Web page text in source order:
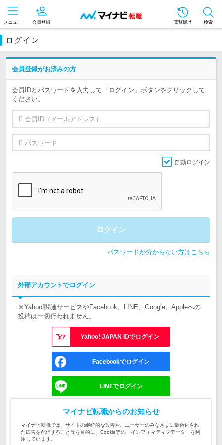
メニュー 会員登録 閲覧履歴 検索
ログイン
会員登録がお済みの方
会員IDとパスワードを入力して「ログイン」ボタンをクリックして
ください。
自動ログイン
ログイン
パスワードが分からない方はこちら
外部アカウントでログイン
※Yahoo!関連サービスやFacebook、LINE、Google、Appleへの
投稿は一切行われません。
Yahoo! JAPAN IDでログイン
Facebookでログイン
LINEでログイン
Googleでログイン
Appleでサインイン
マイナビ転職からのお知らせ
マイナビ転職では、サイトの継続的な改善や、ユーザーのみなさまに最適化され
た広告を配信すること等を目的に、Cookie等の「インフォマティブデータ」を利
用しています。